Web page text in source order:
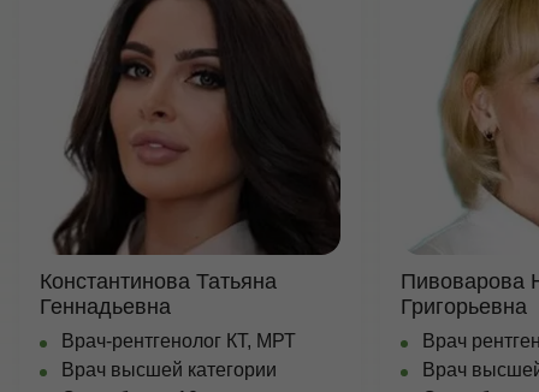
Константинова Татьяна
Геннадьевна
Врач-рентгенолог КТ, МРТ
Врач высшей категории
Пивоварова
Григорьевна
Врач
Врач